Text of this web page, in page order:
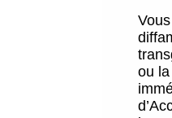
ou